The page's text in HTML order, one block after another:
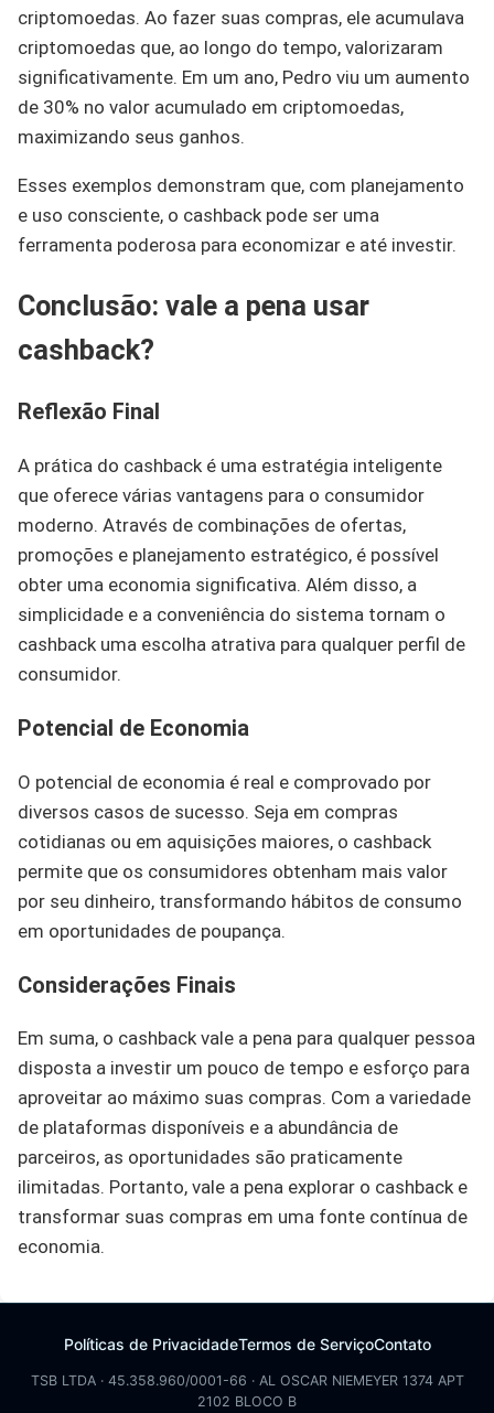
criptomoedas. Ao fazer suas compras, ele acumulava
criptomoedas que, ao longo do tempo, valorizaram
significativamente. Em um ano, Pedro viu um aumento
de 30% no valor acumulado em criptomoedas,
maximizando seus ganhos.
Esses exemplos demonstram que, com planejamento
e uso consciente, o cashback pode ser uma
ferramenta poderosa para economizar e até investir.
Conclusão: vale a pena usar
cashback?
Reflexão Final
A prática do cashback é uma estratégia inteligente
que oferece várias vantagens para o consumidor
moderno. Através de combinações de ofertas,
promoções e planejamento estratégico, é possível
obter uma economia significativa. Além disso, a
simplicidade e a conveniência do sistema tornam o
cashback uma escolha atrativa para qualquer perfil de
consumidor.
Potencial de Economia
O potencial de economia é real e comprovado por
diversos casos de sucesso. Seja em compras
cotidianas ou em aquisições maiores, o cashback
permite que os consumidores obtenham mais valor
por seu dinheiro, transformando hábitos de consumo
em oportunidades de poupança.
Considerações Finais
Em suma, o cashback vale a pena para qualquer pessoa
disposta a investir um pouco de tempo e esforço para
aproveitar ao máximo suas compras. Com a variedade
de plataformas disponíveis e a abundância de
parceiros, as oportunidades são praticamente
ilimitadas. Portanto, vale a pena explorar o cashback e
transformar suas compras em uma fonte contínua de
economia.
Políticas de PrivacidadeTermos de ServiçoContato
TSB LTDA · 45.358.960/0001-66 · AL OSCAR NIEMEYER 1374 APT
2102 BLOCO B